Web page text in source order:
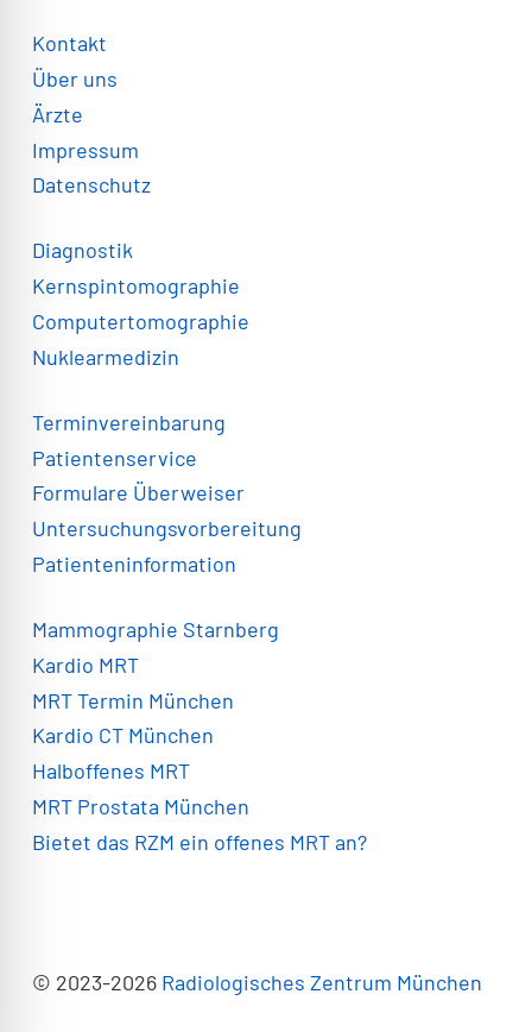
Kontakt
Über uns
Ärzte
Impressum
Datenschutz
Diagnostik
Kernspintomographie
Computertomographie
Nuklearmedizin
Terminvereinbarung
Patientenservice
Formulare Überweiser
Untersuchungsvorbereitung
Patienteninformation
Mammographie Starnberg
Kardio MRT
MRT Termin München
Kardio CT München
Halboffenes MRT
MRT Prostata München
Bietet das RZM ein offenes MRT an?
© 2023-2026 Radiologisches Zentrum München